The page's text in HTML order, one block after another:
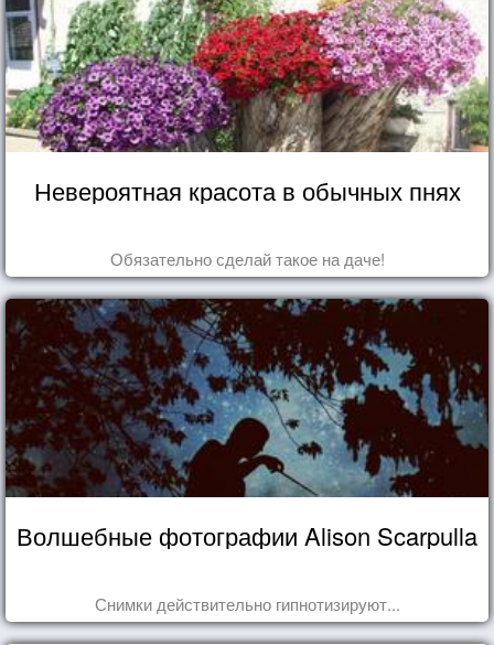
Невероятная красота в обычных пнях
Обязательно сделай такое на даче!
Волшебные фотографии Alison Scarpulla
Снимки действительно гипнотизируют...